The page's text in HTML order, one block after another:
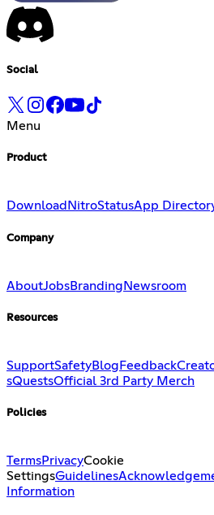
Social
Menu
Product
Download NitroStatusApp
Company
AboutJobsBranding Newsroom
Resources
SupportSafetyBlog Feedback
sQuestsOfficial 3rd Party Merch
Policies
TermsPrivacyCookie
SettingsGuidelines
Information